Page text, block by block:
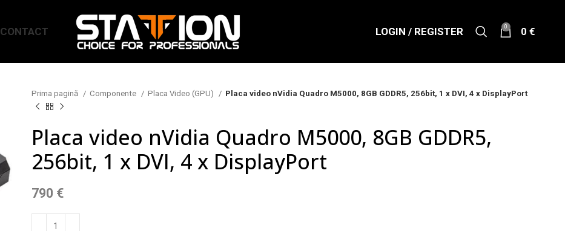
CONTACT LOGIN / REGISTER 0 0€
Prima pagină Componente Placa Video (GPU) Placa video nVidia Quadro M5000, 8GB GDDR5, 256bit, 1 x DVI, 4 x DisplayPort
Placa video nVidia Quadro M5000, 8GB GDDR5,
256bit, 1 x DVI, 4 x DisplayPort
790 €